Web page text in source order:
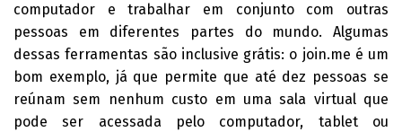
computador e trabalhar em conjunto com outras
pessoas em diferentes partes do mundo. Algumas
dessas ferramentas são inclusive grátis: o join.me é um
bom exemplo, já que permite que até dez pessoas se
reúnam sem nenhum custo em uma sala virtual que
pode ser acessada pelo computador, tablet ou